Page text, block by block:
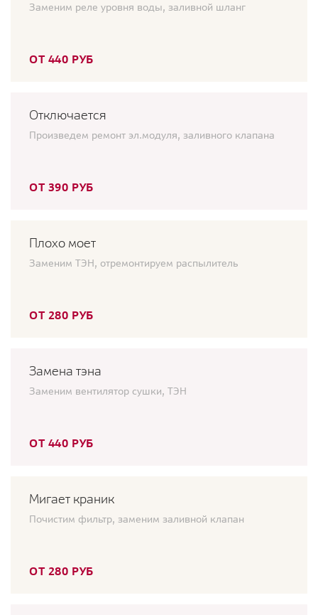
Заменим реле уровня воды, заливной шланг
ОТ 440 РУБ
Отключается
Произведем ремонт эл.модуля, заливного клапана
ОТ 390 РУБ
Плохо моет
Заменим ТЭН, отремонтируем распылитель
ОТ 280 РУБ
Замена тэна
Заменим вентилятор сушки, ТЭН
ОТ 440 РУБ
Мигает краник
Почистим фильтр, заменим заливной клапан
ОТ 280 РУБ